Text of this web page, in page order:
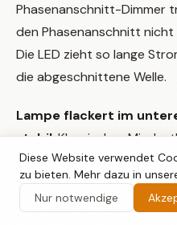
Phasenanschnitt-Dimmer
den Phasenanschnitt
Die LED zieht so lange
die abgeschnittene Welle.
Lampe flackert im
stabil: Klassisches
Bereich kommt genug
nicht für den Dimmer.
Diese Website verwendet
zu bieten. Mehr dazu in
Nur notwendige